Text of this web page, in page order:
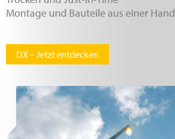
Montage und Bauteile aus einer Hand
DX – Jetzt entdecken